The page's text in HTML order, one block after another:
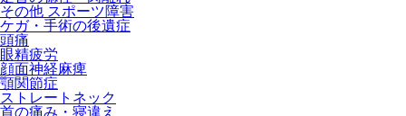
その他 スポーツ障害
ケガ・手術の後遺症
頭痛
眼精疲労
顔面神経麻痺
顎関節症
ストレートネック
首の痛み・寝違え